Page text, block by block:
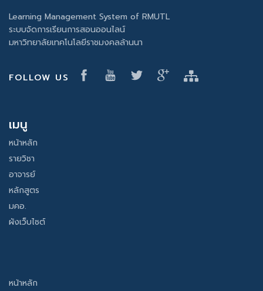
Learning Management System of RMUTL
ระบบจัดการเรียนการสอนออนไลน์
มหาวิทยาลัยเทคโนโลยีราชมงคลล้านนา
FOLLOW US
เมนู
หน้าหลัก
รายวิชา
อาจารย์
หลักสูตร
มคอ.
ผังเว็บไซต์
หน้าหลัก